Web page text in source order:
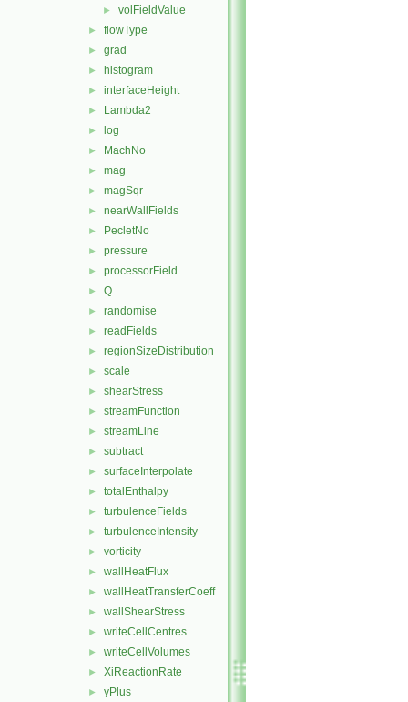
► volFieldValue
► flowType
► grad
► histogram
► interfaceHeight
► Lambda2
► log
► MachNo
► mag
► magSqr
► nearWallFields
► PecletNo
► pressure
► processorField
► Q
► randomise
► readFields
► regionSizeDistribution
► scale
► shearStress
► streamFunction
► streamLine
► subtract
► surfaceInterpolate
► totalEnthalpy
► turbulenceFields
► turbulenceIntensity
► vorticity
► wallHeatFlux
► wallHeatTransferCoeff
► wallShearStress
► writeCellCentres
► writeCellVolumes
► XiReactionRate
► yPlus